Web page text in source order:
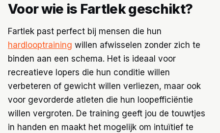
Voor wie is Fartlek geschikt?
Fartlek past perfect bij mensen die hun
hardlooptraining willen afwisselen zonder zich te
binden aan een schema. Het is ideaal voor
recreatieve lopers die hun conditie willen
verbeteren of gewicht willen verliezen, maar ook
voor gevorderde atleten die hun loopefficiëntie
willen vergroten. De training geeft jou de touwtjes
in handen en maakt het mogelijk om intuïtief te